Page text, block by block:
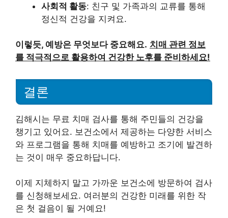
사회적 활동: 친구 및 가족과의 교류를 통해
정신적 건강을 지켜요.
이렇듯, 예방은 무엇보다 중요해요. 치매 관련 정보
를 적극적으로 활용하여 건강한 노후를 준비하세요!
결론
김해시는 무료 치매 검사를 통해 주민들의 건강을
챙기고 있어요. 보건소에서 제공하는 다양한 서비스
와 프로그램을 통해 치매를 예방하고 조기에 발견하
는 것이 매우 중요하답니다.
이제 지체하지 말고 가까운 보건소에 방문하여 검사
를 신청해보세요. 여러분의 건강한 미래를 위한 작
은 첫 걸음이 될 거예요!